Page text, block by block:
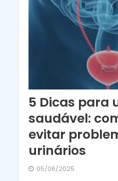
5 Dicas para
saudável:
evitar
urinários
05/06/2025